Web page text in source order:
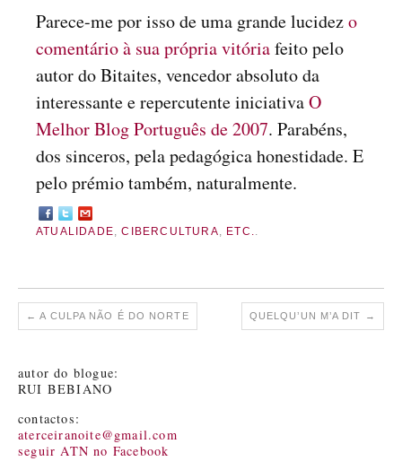
Parece-me por isso de uma grande lucidezo
comentário à sua própria vitóriafeito pelo
autor do Bitaites, vencedor absoluto da
interessante e repercutente iniciativaO
Melhor Blog Português de 2007. Parabéns,
dos sinceros, pela pedagógica honestidade. E
pelo prémio também, naturalmente.
ATUALIDADE,CIBERCULTURA, ETC..
← A CULPA NÃO É DO NORTE QUELQU’UN M’A DIT →
autor do blogue:
RUI BEBIANO
contactos:
aterceiranoite@gmail.com
seguir ATN no Facebook